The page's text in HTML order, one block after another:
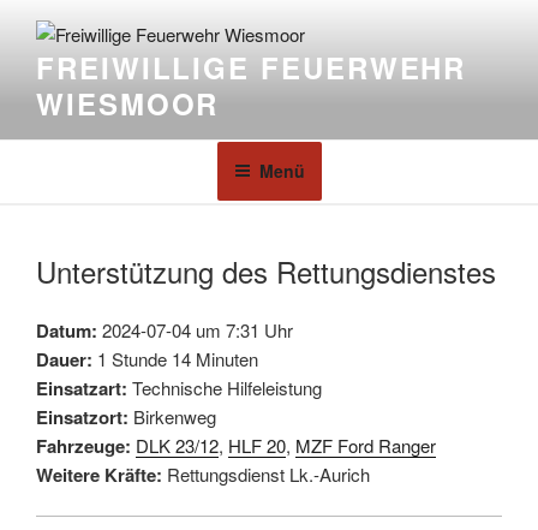
FREIWILLIGE FEUERWEHR
WIESMOOR
Menü
Unterstützung des Rettungsdienstes
Datum: 2024-07-04 um 7:31 Uhr
Dauer: 1 Stunde 14 Minuten
Einsatzart: Technische Hilfeleistung
Einsatzort: Birkenweg
Fahrzeuge: DLK 23/12, HLF 20, MZF Ford Ranger
Weitere Kräfte: Rettungsdienst Lk.-Aurich